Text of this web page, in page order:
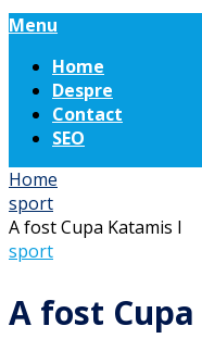
Menu
Home
Despre
Contact
SEO
Home
sport
A fost Cupa Katamis I
sport
A fost